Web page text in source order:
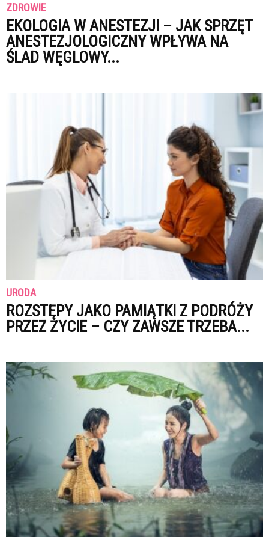
ZDROWIE
EKOLOGIA W ANESTEZJI – JAK SPRZĘT
ANESTEZJOLOGICZNY WPŁYWA NA
ŚLAD WĘGLOWY...
URODA
ROZSTĘPY JAKO PAMIĄTKI Z PODRÓŻY
PRZEZ ŻYCIE – CZY ZAWSZE TRZEBA...